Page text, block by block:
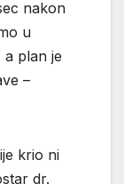
nakon
u
a plan je
–
krio ni
dr.